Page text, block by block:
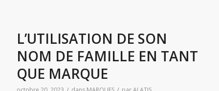
L’UTILISATION DE SON
NOM DE FAMILLE EN TANT
QUE MARQUE